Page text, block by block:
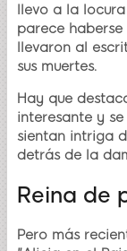
llevo a la
parece
llevaron al
sus muertes.
Hay que
interesante y
sientan intriga
detrás de la
Reina de
Pero más